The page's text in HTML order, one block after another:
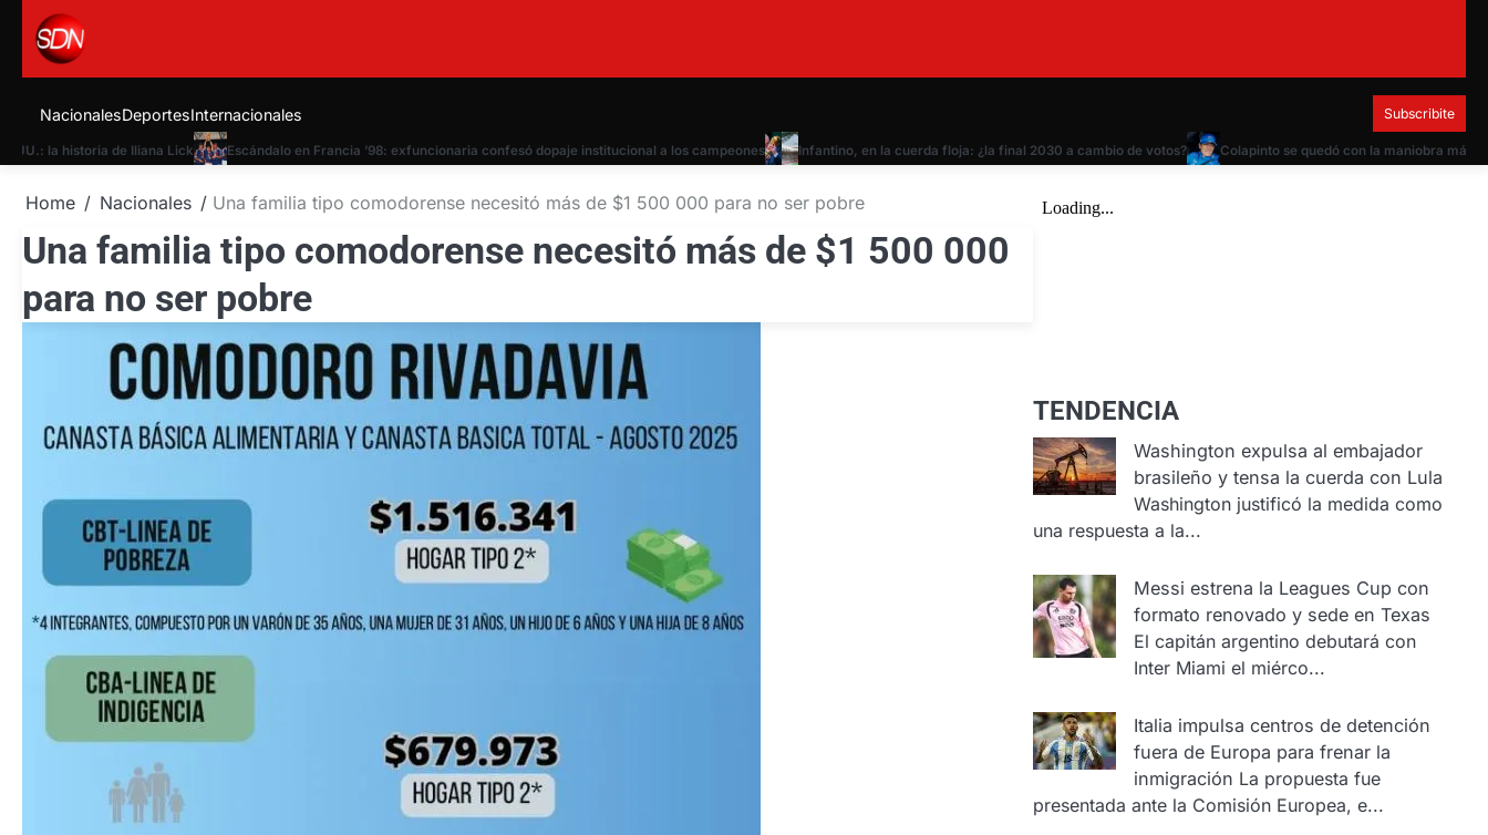
content
NacionalesDeportesInternacionales Subscribite
la historia de Iliana Lick Escándalo en Francia ’98: exfuncionaria confesó dopaje institucional a los campeones Infantino, en la cuerda floja: ¿la final 2030 a cambio de votos? Colapinto se quedó con la maniobra más
Home Nacionales Una familia tipo comodorense necesitó más de $1 500 000 para no ser pobre
Una familia tipo comodorense necesitó más de $1 500 000
para no ser pobre
TENDENCIA
Washington expulsa al embajador
brasileño y tensa la cuerda con Lula
Washington justificó la medida como
una respuesta a la...
Messi estrena la Leagues Cup con
formato renovado y sede en Texas
El capitán argentino debutará con
Inter Miami el miérco...
Italia impulsa centros de detención
fuera de Europa para frenar la
inmigración La propuesta fue
presentada ante la Comisión Europea, e...